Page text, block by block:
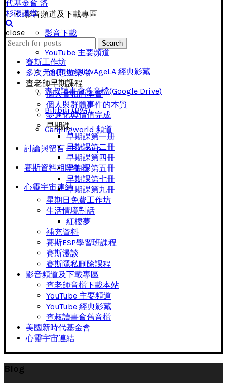
影音頻道及下載專區
影音下載
YouTube 主要頻道
YouTube NewAgeLA 經典影藏
查叔讀書會舊音檔(Google Drive)
Bilibili (B站)
Ganjingworld 頻道
討論與留言 FB Group
賽斯資料相關年表
心靈宇宙連結
close
Search
for:
Search
賽斯工作坊
多次元創想遊樂場
查老師早期課程
個人實相的本質
個人與群體事件的本質
夢進化與價值完成
早期課
早期課第一册
早期課第二冊
早期課第四冊
早期課第五冊
早期課第七冊
早期課第九冊
星期日免費工作坊
生活情境對話
紅樓夢
補充資料
賽斯ESP學習班課程
賽斯漫談
賽斯隱私刪除課程
影音頻道及下載專區
查老師音檔下載本站
YouTube 主要頻道
YouTube 經典影藏
查叔讀書會舊音檔
美國新時代基金會
心靈宇宙連結
Blog